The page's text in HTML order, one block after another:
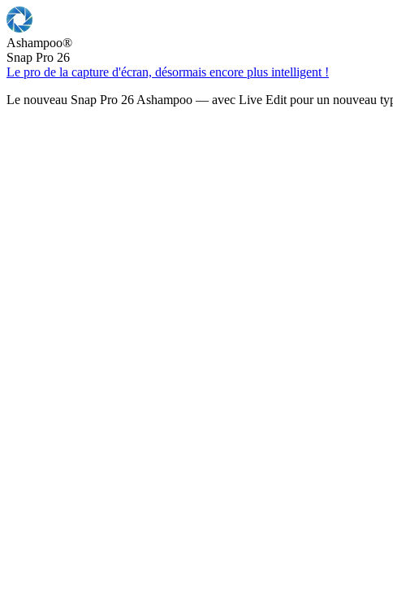
Ashampoo®
Snap Pro 26
Le pro de la capture d'écran, désormais encore plus intelligent !
Le nouveau Snap Pro 26 Ashampoo — avec Live Edit pour un nouveau